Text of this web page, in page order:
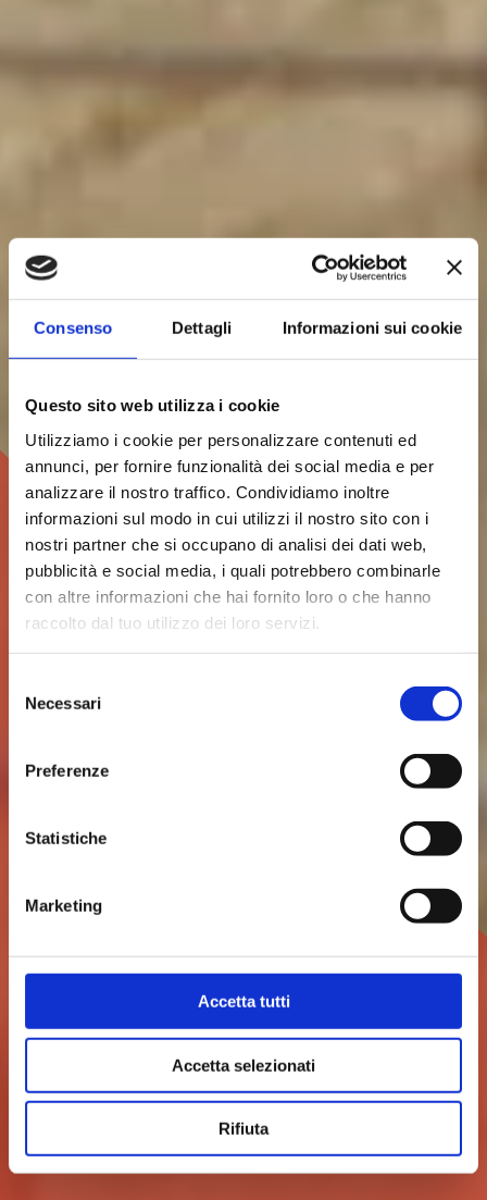
Consenso Dettagli Informazioni sui cookie
Questo sito web utilizza i cookie
Utilizziamo i cookie per personalizzare contenuti ed
annunci, per fornire funzionalità dei social media e per
analizzare il nostro traffico. Condividiamo inoltre
informazioni sul modo in cui utilizzi il nostro sito con i
nostri partner che si occupano di analisi dei dati web,
pubblicità e social media, i quali potrebbero combinarle
con altre informazioni che hai fornito loro o che hanno
raccolto dal tuo utilizzo dei loro servizi.
delNecessari
Preferenze
Statistiche
Marketing
Accetta tutti
Accetta selezionati
Rifiuta